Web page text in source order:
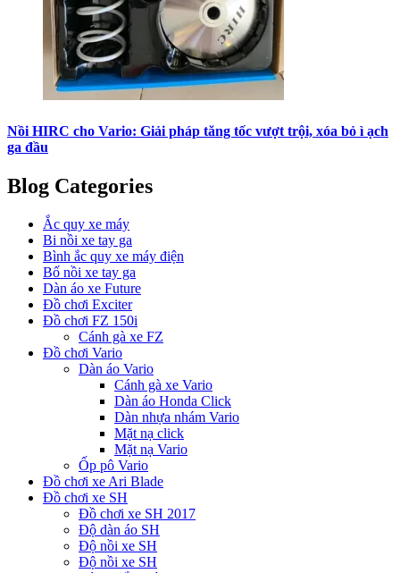
Nồi HIRC cho Vario: Giải pháp tăng tốc vượt trội, xóa bỏ ì ạch
ga đầu
Blog Categories
Ắc quy xe máy
Bi nồi xe tay ga
Bình ắc quy xe máy điện
Bố nồi xe tay ga
Dàn áo xe Future
Đồ chơi Exciter
Đồ chơi FZ 150i
Cánh gà xe FZ
Đồ chơi Vario
Dàn áo Vario
Cánh gà xe Vario
Dàn áo Honda Click
Dàn nhựa nhám Vario
Mặt nạ click
Mặt nạ Vario
Ốp pô Vario
Đồ chơi xe Ari Blade
Đồ chơi xe SH
Đồ chơi xe SH 2017
Độ dàn áo SH
Độ nồi xe SH
Độ nồi xe SH